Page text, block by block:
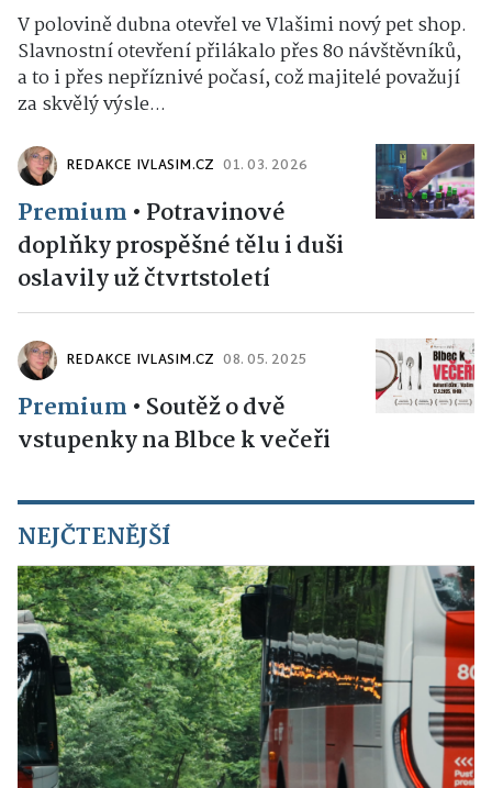
V polovině dubna otevřel ve Vlašimi nový pet shop.
Slavnostní otevření přilákalo přes 80 návštěvníků,
a to i přes nepříznivé počasí, což majitelé považují
za skvělý výsle...
REDAKCE IVLASIM.CZ 01. 03. 2026
Premium • Potravinové
doplňky prospěšné tělu i duši
oslavily už čtvrtstoletí
REDAKCE IVLASIM.CZ 08. 05. 2025
Premium • Soutěž o dvě
vstupenky na Blbce k večeři
NEJČTENĚJŠÍ